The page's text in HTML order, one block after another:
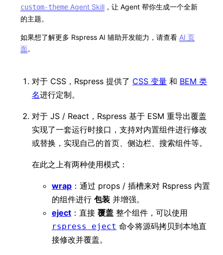
custom-theme Agent Skill ，让 Agent 帮你生成一个全新
的主题。
如果想了解更多 Rspress AI 辅助开发能力，请查看 AI 页
面。
对于 CSS，Rspress 提供了 CSS 变量 和 BEM 类
名进行定制。
对于 JS / React，Rspress 基于 ESM 重导出覆盖
实现了一套运行时接口，支持对内置组件进行修改
或替换，实现自己的首页、侧边栏、搜索组件等。
在此之上有两种使用模式：
wrap ：通过 props / 插槽来对 Rspress 内置
的组件进行 包装 并增强。
eject ：直接 覆盖 整个组件，可以使用
rspress eject 命令将源码拷贝到本地直
接修改并覆盖。